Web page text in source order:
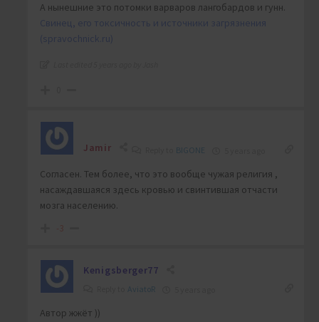
А нынешние это потомки варваров лангобардов и гунн.
Свинец, его токсичность и источники загрязнения
(spravochnick.ru)
Jamir BIGONE
Согласен. Тем более, что это вообще чужая религия ,
насаждавшаяся здесь кровью и свинтившая отчасти
мозга населению.
-3
Kenigsberger77
AviatoR
Автор жжёт ))